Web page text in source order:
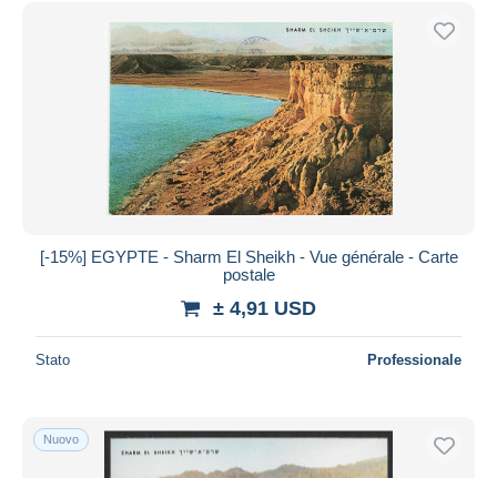
Spedizione gratuita
Metodi di pagamento
PayPal
Bonifico bancario
Visa
Mastercard
Bancontact
Residenza del venditore
[-15%] EGYPTE - Sharm El Sheikh - Vue générale - Carte
postale
± 4,91 USD
Stato Professionale
Nuovo